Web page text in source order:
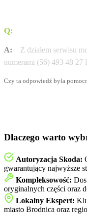
Q:
A:
Z działem serwisu
numerami (56) 493 48 27
Czy ta odpowiedź była
Dlaczego warto
Autoryzacja Skoda:
gwarantujący najwyższe
Kompleksowość:
oryginalnych części oraz
Lokalny Ekspert:
miasto Brodnica oraz